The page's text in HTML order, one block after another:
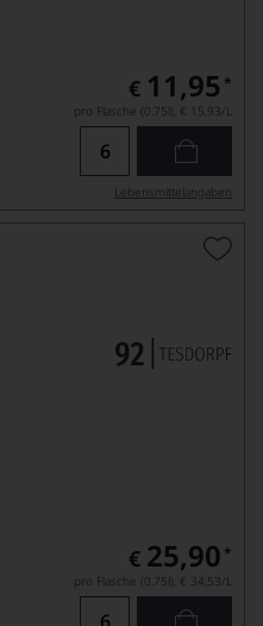
€ 11,95 *
pro Flasche (0.75l), € 15,93/L
Lebensmittel­angaben
€ 25,90 *
pro Flasche (0.75l), € 34,53/L